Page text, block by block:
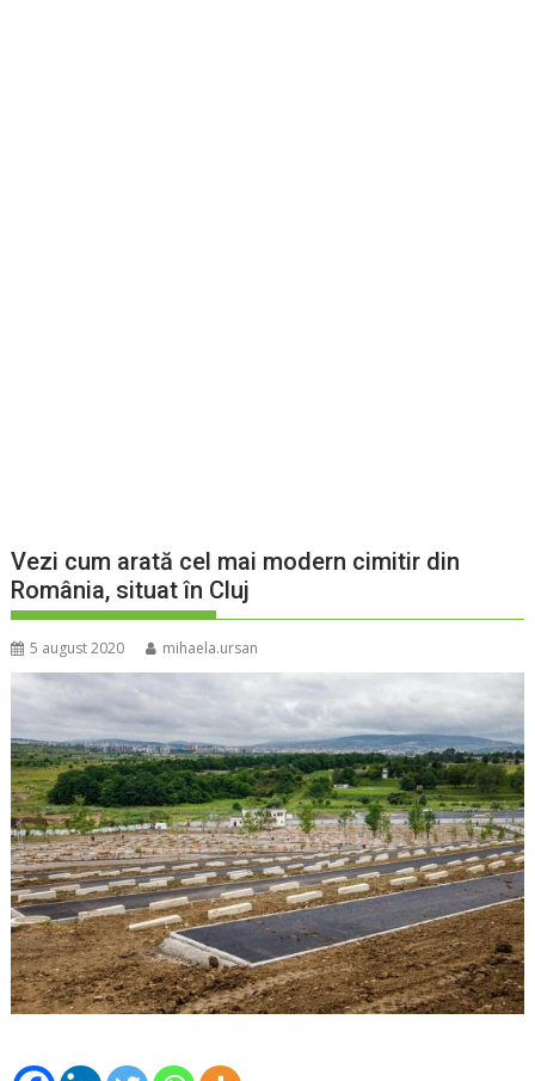
Vezi cum arată cel mai modern cimitir din
România, situat în Cluj
5 august 2020 mihaela.ursan